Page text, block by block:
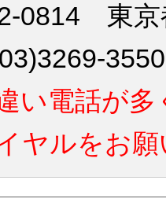
0814 東
い電話が多
イヤルをお